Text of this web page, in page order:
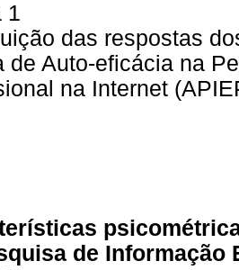
1
das respostas
de Auto-eficácia na
na Internet
de